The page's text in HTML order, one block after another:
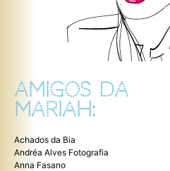
AMIGOS DA
MARIAH:
Achados da Bia
Andréa Alves Fotografia
Anna Fasano